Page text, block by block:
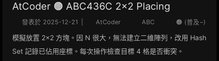
AtCoder 🟠 ABC436C 2x2 Placing
發表於 2025-12-21 AtCoder ABC 🟠 (普及−)
模擬放置 2x2 方塊。因 N 很大，無法建立二維陣列，改用 Hash
Set 記錄已佔用座標。每次操作檢查目標 4 格是否衝突。